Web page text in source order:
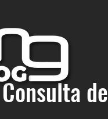
de